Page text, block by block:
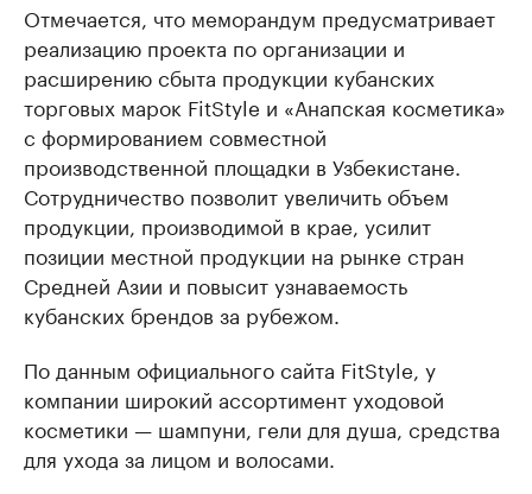
Отмечается, что меморандум предусматривает
реализацию проекта по организации и
расширению сбыта продукции кубанских
торговых марок FitStyle и «Анапская косметика»
с формированием совместной
производственной площадки в Узбекистане.
Сотрудничество позволит увеличить объем
продукции, производимой в крае, усилит
позиции местной продукции на рынке стран
Средней Азии и повысит узнаваемость
кубанских брендов за рубежом.
По данным официального сайта FitStyle, у
компании широкий ассортимент уходовой
косметики — шампуни, гели для душа, средства
для ухода за лицом и волосами.